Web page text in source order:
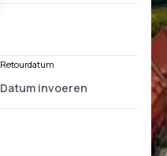
Retourdatum